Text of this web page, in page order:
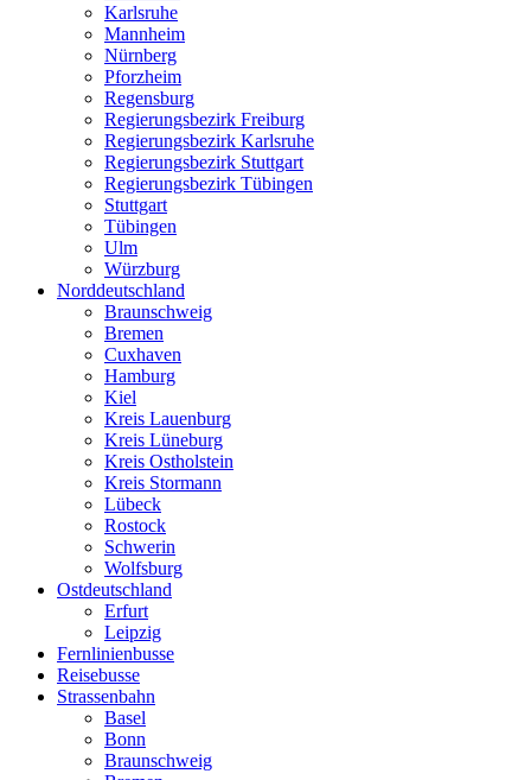
Karlsruhe
Mannheim
Nürnberg
Pforzheim
Regensburg
Regierungsbezirk Freiburg
Regierungsbezirk Karlsruhe
Regierungsbezirk Stuttgart
Regierungsbezirk Tübingen
Stuttgart
Tübingen
Ulm
Würzburg
Norddeutschland
Braunschweig
Bremen
Cuxhaven
Hamburg
Kiel
Kreis Lauenburg
Kreis Lüneburg
Kreis Ostholstein
Kreis Stormann
Lübeck
Rostock
Schwerin
Wolfsburg
Ostdeutschland
Erfurt
Leipzig
Fernlinienbusse
Reisebusse
Strassenbahn
Basel
Bonn
Braunschweig